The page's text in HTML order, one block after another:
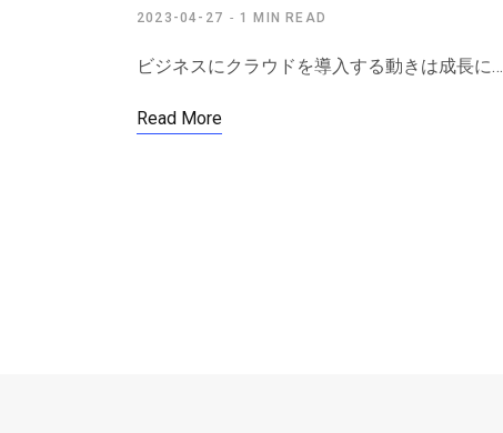
2023-04-27 1 MIN READ
ビジネスにクラウドを導入する動きは成長に…
Read More